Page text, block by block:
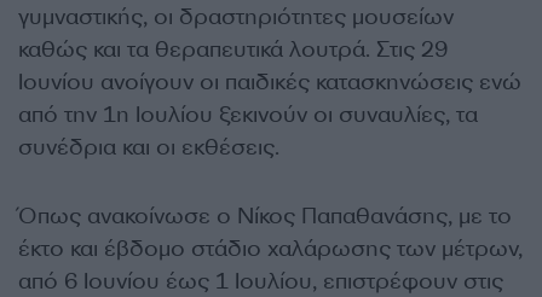
γυμναστικής, οι δραστηριότητες μουσείων
καθώς και τα θεραπευτικά λουτρά. Στις 29
Ιουνίου ανοίγουν οι παιδικές κατασκηνώσεις ενώ
από την 1η Ιουλίου ξεκινούν οι συναυλίες, τα
συνέδρια και οι εκθέσεις.
Όπως ανακοίνωσε ο Νίκος Παπαθανάσης, με το
έκτο και έβδομο στάδιο χαλάρωσης των μέτρων,
από 6 Ιουνίου έως 1 Ιουλίου, επιστρέφουν στις